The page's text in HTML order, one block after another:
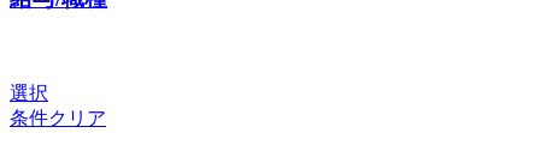
選択
条件クリア